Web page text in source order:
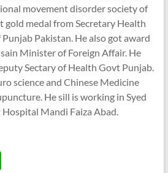
movement disorder society of
gold medal from Secretary Health
Pakistan. He also got award
Minister of Foreign Affair. He
Sectary of Health Govt Punjab.
science and Chinese Medicine
He sill is working in Syed
Mandi Faiza Abad.
W